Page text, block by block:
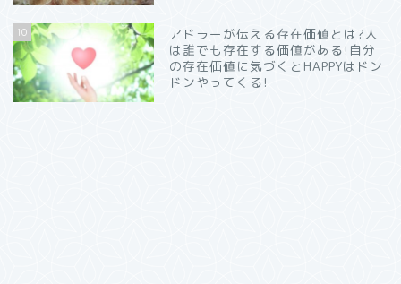
10
アドラーが伝える存在価値とは?人
は誰でも存在する価値がある!自分
の存在価値に気づくとHAPPYはドン
ドンやってくる!